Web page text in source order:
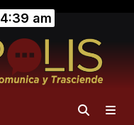
4:39 am